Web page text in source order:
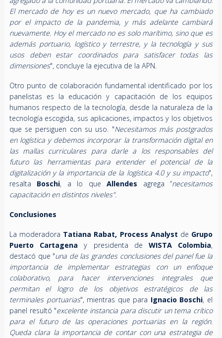
El mercado de hoy es un nuevo mercado, que ha cambiado
por el impacto de la pandemia, y más adelante cambiará
nuevamente. Hoy el mercado no es solo marítimo, sino que es
además portuario, logístico y terrestre, y la tecnología y sus
usos deben estar coordinados para satisfacer todas las
dimensiones", concluye la ejecutiva de la APN.
Otro punto de colaboración fundamental identificado por los
panelistas es la educación y capacitación de los equipos
humanos respecto de la tecnología, desde la naturaleza de la
tecnología escogida, sus aplicaciones, impactos y los objetivos
que se persiguen con su uso. "Necesitamos más postgrados
en logística y debemos incorporar la transformación digital en
las mallas curriculares para darle a los responsables del
futuro las herramientas para entender el potencial de la
digitalización y la importancia de la logística 4.0 y su impacto",
resalta Boschi, a lo queAllendes agrega “necesitamos
capacitación en distintos niveles".
Conclusiones
La moderadora Tatiana Rabat, Process Analyst de Grupo
Puerto Cartagena y presidenta de WISTA Colombia,
destacó que "una de las grandes conclusiones del panel fue la
importancia de implementar estrategias con un enfoque
colaborativo, para hacer intervenciones integrales que
permitan el logro de los objetivos estratégicos de las
terminales portuarias", mientras que para Ignacio Boschi, el
panel resultó "excelente instancia para discutir un tema crítico
para el futuro de las operaciones portuarias en la región.
Queda clara la importancia de contar con una estrategia de